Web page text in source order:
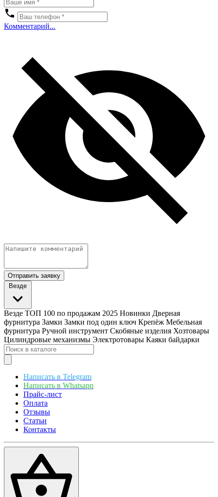
Комментарий...
Отправить заявку
Везде
Везде ТОП 100 по продажам 2025 Новинки Дверная
фурнитура Замки Замки под один ключ Крепёж Мебельная
фурнитура Ручной инструмент Скобяные изделия Хозтовары
Цилиндровые механизмы Электротовары Каяки байдарки
Написать в Telegram
Написать в Whatsapp
Прайс-лист
Оплата
Отзывы
Статьи
Контакты